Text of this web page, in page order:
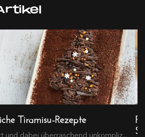
Tiramisu-Rezepte
und dabei überraschend unkompliz...